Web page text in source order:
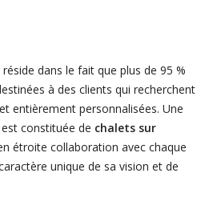
dans le fait que plus de 95 %
à des clients qui recherchent
entièrement personnalisées. Une
constituée de chalets sur
étroite collaboration avec chaque
unique de sa vision et de